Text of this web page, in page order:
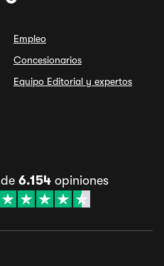
Empleo
Concesionarios
Equipo Editorial y expertos
de 6.154 opiniones